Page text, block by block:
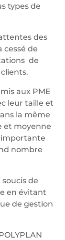
types de
des
cessé de
de
aux PME
leur taille et
la même
et moyenne
importante
nombre
de
en évitant
de gestion